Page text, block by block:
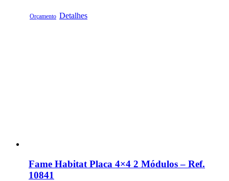
Orçamento Detalhes
Fame Habitat Placa 4×4 2 Módulos – Ref.
10841